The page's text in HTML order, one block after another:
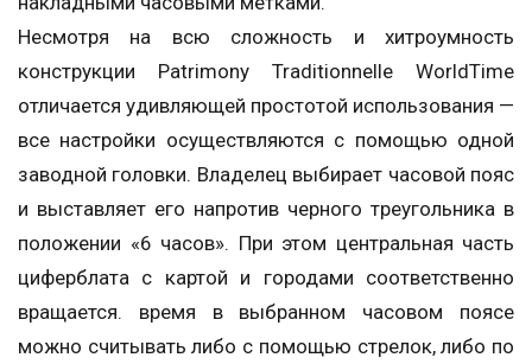
Несмотря на всю сложность и хитроумность
конструкции Patrimony Traditionnelle WorldTime
отличается удивляющей простотой использования —
все настройки осуществляются с помощью одной
заводной головки. Владелец выбирает часовой пояс
и выставляет его напротив черного треугольника в
положении «6 часов». При этом центральная часть
циферблата с картой и городами соответственно
вращается. время в выбранном часовом поясе
можно считывать либо с помощью стрелок, либо по